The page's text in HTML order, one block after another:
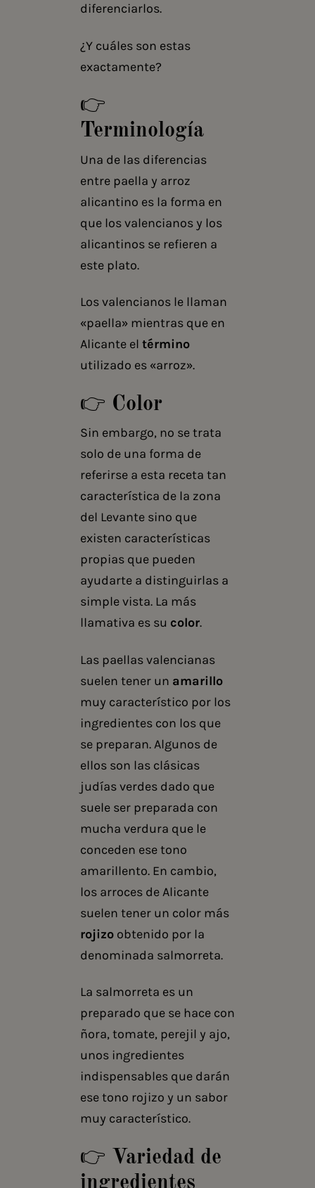
diferenciarlos.
¿Y cuáles son estas
exactamente?
👉
Terminología
Una de las diferencias
entre paella y arroz
alicantino es la forma en
que los valencianos y los
alicantinos se refieren a
este plato.
Los valencianos le llaman
«paella» mientras que en
Alicante el término
utilizado es «arroz».
👉 Color
Sin embargo, no se trata
solo de una forma de
referirse a esta receta tan
característica de la zona
del Levante sino que
existen características
propias que pueden
ayudarte a distinguirlas a
simple vista. La más
llamativa es su color.
Las paellas valencianas
suelen tener un amarillo
muy característico por los
ingredientes con los que
se preparan. Algunos de
ellos son las clásicas
judías verdes dado que
suele ser preparada con
mucha verdura que le
conceden ese tono
amarillento. En cambio,
los arroces de Alicante
suelen tener un color más
rojizoobtenido por la
denominada salmorreta.
La salmorreta es un
preparado que se hace con
ñora, tomate, perejil y ajo,
unos ingredientes
indispensables que darán
ese tono rojizo y un sabor
muy característico.
👉 Variedad de
ingredientes